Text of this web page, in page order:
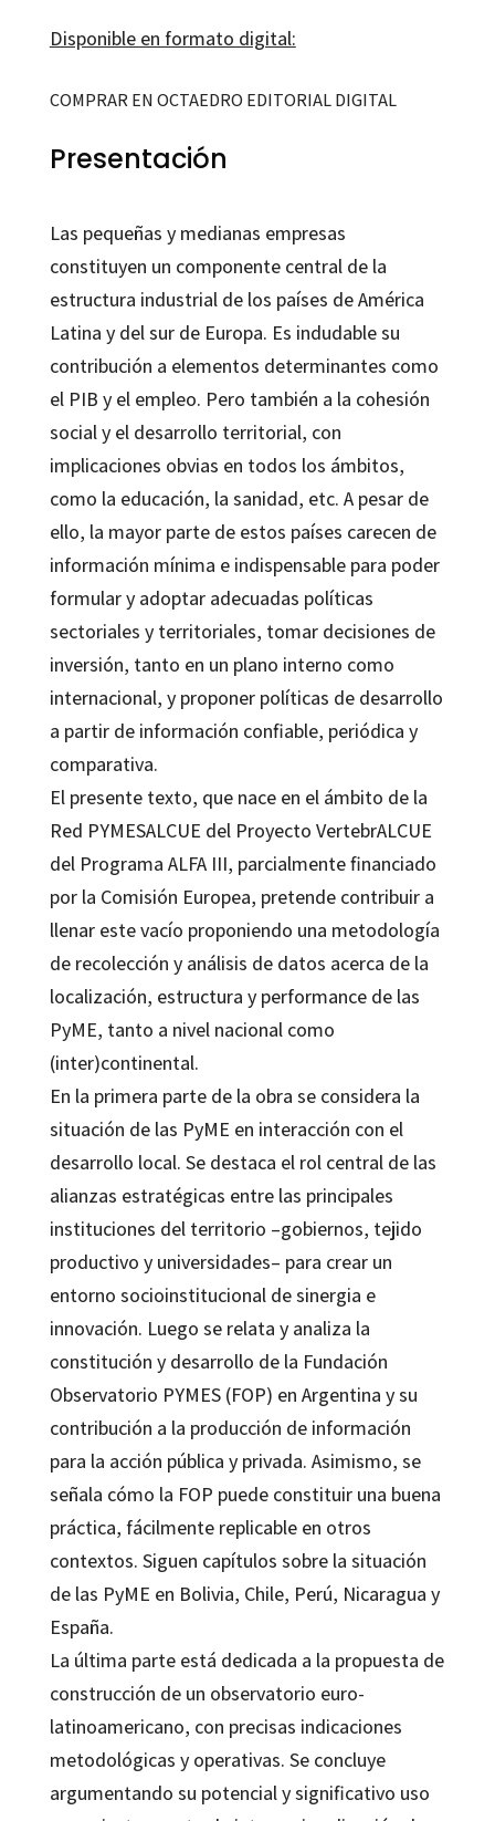
Disponible en formato digital:
COMPRAR EN OCTAEDRO EDITORIAL DIGITAL
Presentación
Las pequeñas y medianas empresas
constituyen un componente central de la
estructura industrial de los países de América
Latina y del sur de Europa. Es indudable su
contribución a elementos determinantes como
el PIB y el empleo. Pero también a la cohesión
social y el desarrollo territorial, con
implicaciones obvias en todos los ámbitos,
como la educación, la sanidad, etc. A pesar de
ello, la mayor parte de estos países carecen de
información mínima e indispensable para poder
formular y adoptar adecuadas políticas
sectoriales y territoriales, tomar decisiones de
inversión, tanto en un plano interno como
internacional, y proponer políticas de desarrollo
a partir de información confiable, periódica y
comparativa.
El presente texto, que nace en el ámbito de la
Red PYMESALCUE del Proyecto VertebrALCUE
del Programa ALFA III, parcialmente financiado
por la Comisión Europea, pretende contribuir a
llenar este vacío proponiendo una metodología
de recolección y análisis de datos acerca de la
localización, estructura y performance de las
PyME, tanto a nivel nacional como
(inter)continental.
En la primera parte de la obra se considera la
situación de las PyME en interacción con el
desarrollo local. Se destaca el rol central de las
alianzas estratégicas entre las principales
instituciones del territorio –gobiernos, tejido
productivo y universidades– para crear un
entorno socioinstitucional de sinergia e
innovación. Luego se relata y analiza la
constitución y desarrollo de la Fundación
Observatorio PYMES (FOP) en Argentina y su
contribución a la producción de información
para la acción pública y privada. Asimismo, se
señala cómo la FOP puede constituir una buena
práctica, fácilmente replicable en otros
contextos. Siguen capítulos sobre la situación
de las PyME en Bolivia, Chile, Perú, Nicaragua y
España.
La última parte está dedicada a la propuesta de
construcción de un observatorio euro-
latinoamericano, con precisas indicaciones
metodológicas y operativas. Se concluye
argumentando su potencial y significativo uso